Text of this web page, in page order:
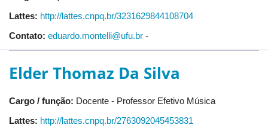
Lattes: http://lattes.cnpq.br/3231629844108704
Contato: eduardo.montelli@ufu.br -
Elder Thomaz Da Silva
Cargo / função: Docente - Professor Efetivo Música
Lattes: http://lattes.cnpq.br/2763092045453831